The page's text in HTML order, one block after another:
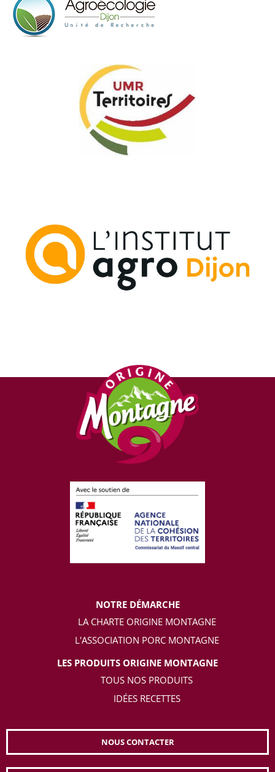
NOTRE DÉMARCHE
LA CHARTE ORIGINE MONTAGNE
L'ASSOCIATION PORC MONTAGNE
LES PRODUITS ORIGINE MONTAGNE
TOUS NOS PRODUITS
IDÉES RECETTES
NOUS CONTACTER